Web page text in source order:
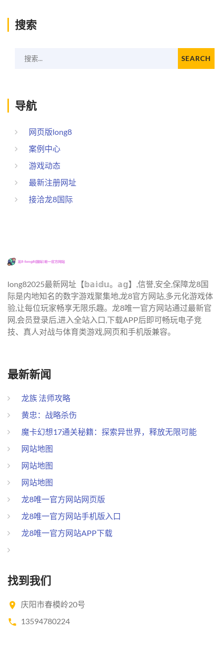
搜索
搜索... SEARCH
导航
网页版long8
案例中心
游戏动态
最新注册网址
接洽龙8国际
long82025最新网址【𝕓𝕒𝕚𝕕𝕦。𝕒𝕘】,信誉,安全,保障龙8国
际是内地知名的数字游戏聚集地,龙8官方网站,多元化游戏体
验,让每位玩家畅享无限乐趣。龙8唯一官方网站通过最新官
网,会员登录后,进入全站入口,下载APP后即可畅玩电子竞
技、真人对战与体育类游戏,网页和手机版兼容。
最新新闻
龙族 法师攻略
黄忠：战略杀伤
魔卡幻想17通关秘籍：探索异世界，释放无限可能
网站地图
网站地图
网站地图
龙8唯一官方网站网页版
龙8唯一官方网站手机版入口
龙8唯一官方网站APP下载
找到我们
庆阳市春模岭20号
13594780224